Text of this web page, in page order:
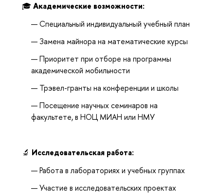
🎓Академические возможности:
Специальный индивидуальный учебный план
Замена майнора на математические курсы
Приоритет при отборе на программы
академической мобильности
Трэвел-гранты на конференции и школы
Посещение научных семинаров на
факультете, в НОЦ МИАН или НМУ
🔬 Исследовательская работа:
Работа в лабораториях и учебных группах
Участие в исследовательских проектах